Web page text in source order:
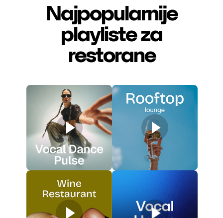
Najpopularnije
playliste za
restorane